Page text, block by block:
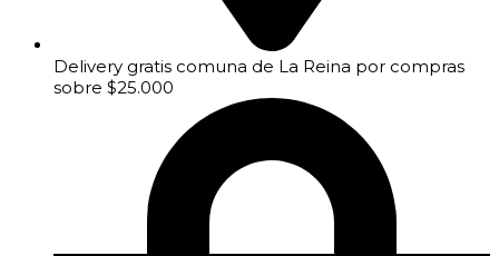
Delivery gratis comuna de La Reina por compras
sobre $25.000